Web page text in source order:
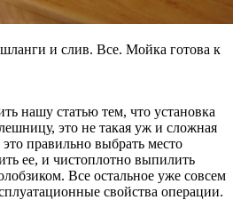
и слив. Все. Мойка готова к
нашу статью тем, что установка
это не такая уж и сложная
правильно выбрать место
ее, и чистоплотно выпилить
Все остальное уже совсем
свойства операции.